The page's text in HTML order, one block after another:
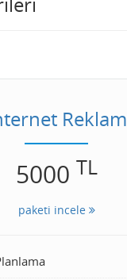
Reklam
5000 TL
paketi incele